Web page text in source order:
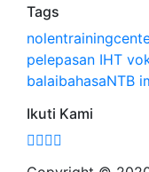
Tags
pelepasan IHT
balaibahasaNTB
Ikuti Kami